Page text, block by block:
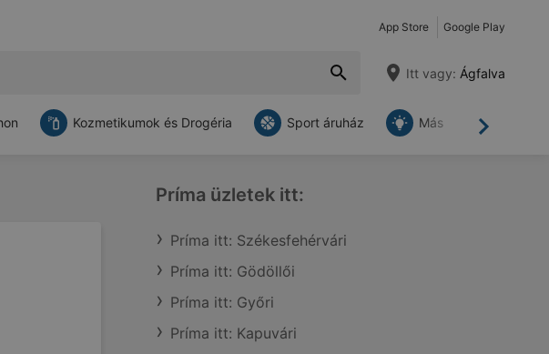
App Store Google Play
Itt vagy: Ágfalva
Tovább
Kozmetikumok és Drogéria Sport áruház Más
Príma üzletek itt:
Príma itt: Székesfehérvári
Príma itt: Gödöllői
Príma itt: Győri
Príma itt: Kapuvári